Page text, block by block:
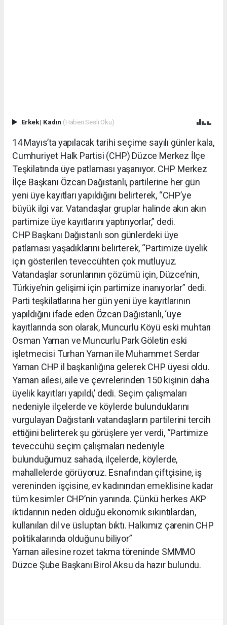
Erkek| Kadın (Haberi Sesli Oku)
14 Mayıs’ta yapılacak tarihi seçime sayılı günler kala,
Cumhuriyet Halk Partisi (CHP) Düzce Merkez İlçe
Teşkilatında üye patlaması yaşanıyor. CHP Merkez
İlçe Başkanı Özcan Dağıstanlı, partilerine her gün
yeni üye kayıtları yapıldığını belirterek, “CHP’ye
büyük ilgi var. Vatandaşlar gruplar halinde akın akın
partimize üye kayıtlarını yaptırıyorlar,” dedi.
CHP Başkanı Dağıstanlı son günlerdeki üye
patlaması yaşadıklarını belirterek, “Partimize üyelik
için gösterilen teveccühten çok mutluyuz.
Vatandaşlar sorunlarının çözümü için, Düzce’nin,
Türkiye’nin gelişimi için partimize inanıyorlar” dedi.
Parti teşkilatlarına her gün yeni üye kayıtlarının
yapıldığını ifade eden Özcan Dağıstanlı, ‘üye
kayıtlarında son olarak, Muncurlu Köyü eski muhtarı
Osman Yaman ve Muncurlu Park Göletin eski
işletmecisi Turhan Yaman ile Muhammet Serdar
Yaman CHP il başkanlığına gelerek CHP üyesi oldu.
Yaman ailesi, aile ve çevrelerinden 150 kişinin daha
üyelik kayıtları yapıldı,’ dedi. Seçim çalışmaları
nedeniyle ilçelerde ve köylerde bulunduklarını
vurgulayan Dağıstanlı vatandaşların partilerini tercih
ettiğini belirterek şu görüşlere yer verdi, “Partimize
teveccühü seçim çalışmaları nedeniyle
bulunduğumuz sahada, ilçelerde, köylerde,
mahallelerde görüyoruz. Esnafından çiftçisine, iş
vereninden işçisine, ev kadınından emeklisine kadar
tüm kesimler CHP’nin yanında. Çünkü herkes AKP
iktidarının neden olduğu ekonomik sıkıntılardan,
kullanılan dil ve üsluptan bıktı. Halkımız çarenin CHP
politikalarında olduğunu biliyor”
Yaman ailesine rozet takma töreninde SMMMO
Düzce Şube Başkanı Birol Aksu da hazır bulundu.